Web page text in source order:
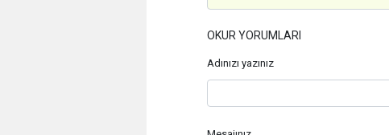
OKUR YORUMLARI
Adınızı yazınız